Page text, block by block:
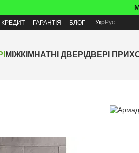
КРЕДИТ ГАРАНТІЯ БЛОГ УкрРус
МІЖКІМНАТНІ ДВЕРІ ДВЕРІ